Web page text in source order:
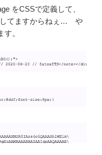
をCSSで定義して、
てますからねぇ… や
。